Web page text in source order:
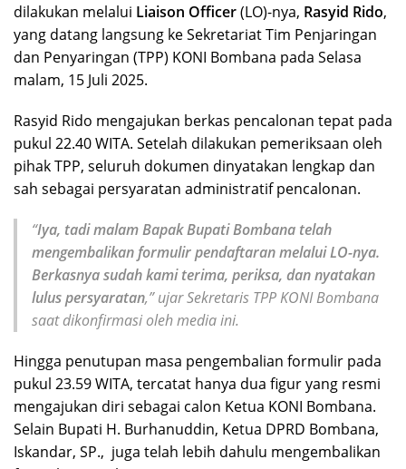
dilakukan melalui Liaison Officer(LO)-nya, Rasyid Rido,
yang datang langsung ke Sekretariat Tim Penjaringan
dan Penyaringan (TPP) KONI Bombana pada Selasa
malam, 15 Juli 2025.
Rasyid Rido mengajukan berkas pencalonan tepat pada
pukul 22.40 WITA. Setelah dilakukan pemeriksaan oleh
pihak TPP, seluruh dokumen dinyatakan lengkap dan
sah sebagai persyaratan administratif pencalonan.
“Iya, tadi malam Bapak Bupati Bombana telah
mengembalikan formulir pendaftaran melalui LO-nya.
Berkasnya sudah kami terima, periksa, dan nyatakan
lulus persyaratan,” ujar Sekretaris TPP KONI Bombana
saat dikonfirmasi oleh media ini.
Hingga penutupan masa pengembalian formulir pada
pukul 23.59 WITA, tercatat hanya dua figur yang resmi
mengajukan diri sebagai calon Ketua KONI Bombana.
Selain Bupati H. Burhanuddin, Ketua DPRD Bombana,
Iskandar, SP., juga telah lebih dahulu mengembalikan